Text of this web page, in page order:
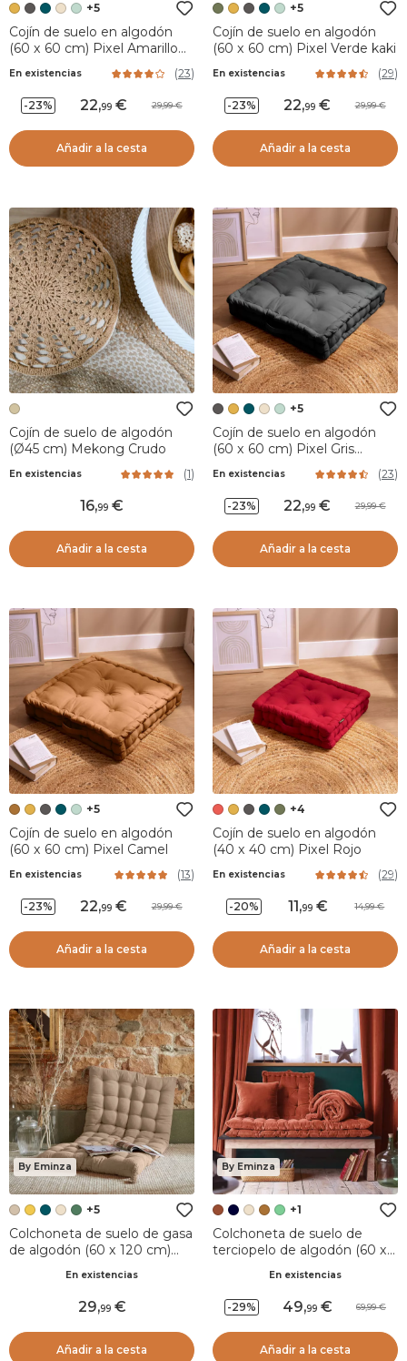
+5
Cojín de suelo en algodón
(60 x 60 cm) Pixel Amarillo
En existencias (23)
-23% 22,99 29,99
Añadir a la cesta
+5
Cojín de suelo en algodón
(60 x 60 cm) Pixel Verde kaki
En existencias (29)
-23% 22,99 29,99
Añadir a la cesta
Cojín de suelo de algodón
(Ø45 cm) Mekong Crudo
En existencias (1)
16,99
Añadir a la cesta
+5
Cojín de suelo en algodón
(60 x 60 cm) Pixel Gris
En existencias (23)
-23% 22,99 29,99
Añadir a la cesta
+5
Cojín de suelo en algodón
(60 x 60 cm) Pixel Camel
En existencias (13)
-23% 22,99 29,99
Añadir a la cesta
+4
Cojín de suelo en algodón
(40 x 40 cm) Pixel Rojo
En existencias (29)
-20% 11,99 14,99
Añadir a la cesta
By Eminza
+5
Colchoneta de suelo de gasa
de algodón (60 x 120 cm)
En existencias
29,99
Añadir a la cesta
By Eminza
+1
Colchoneta de suelo de
terciopelo de algodón (60 x
En existencias
-29% 49,99 69,99
Añadir a la cesta